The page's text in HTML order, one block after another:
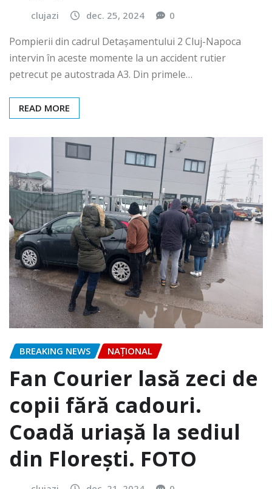
clujazi dec. 25, 2024 0
Pompierii din cadrul Detașamentului 2 Cluj-Napoca
intervin în aceste momente la un accident rutier
petrecut pe autostrada A3. Din primele…
READ MORE
BREAKING NEWS NAŢIONAL
Fan Courier lasă zeci de
copii fără cadouri.
Coadă uriașă la sediul
din Florești. FOTO